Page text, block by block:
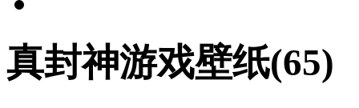
真封神游戏壁纸(65)